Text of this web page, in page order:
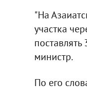
"На
участка
министр.
По его